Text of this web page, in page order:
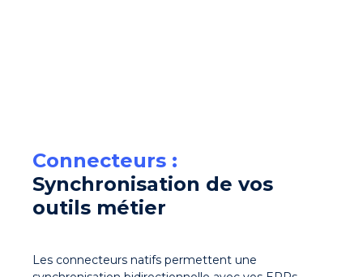
Connecteurs :
Synchronisation de vos
outils métier
Les connecteurs natifs permettent une